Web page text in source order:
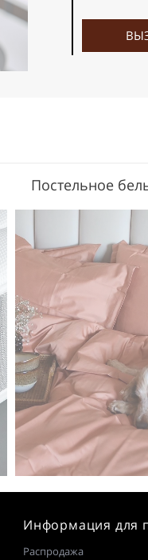
Постельное
Информация для
Распродажа